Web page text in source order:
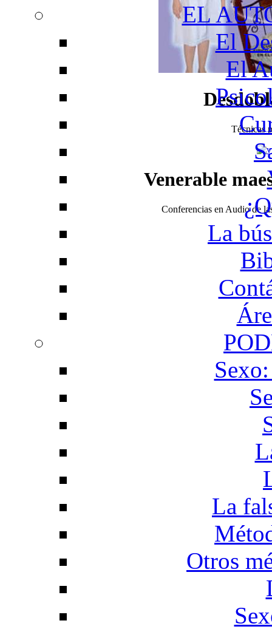
Técnicas
Venerable
Conferencias en Audio de
EL
El
El
La
La
Otros